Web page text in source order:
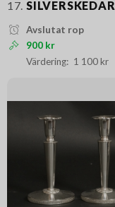
17. SILVERSKEDAR
Avslutat rop
900 kr
1 100 kr